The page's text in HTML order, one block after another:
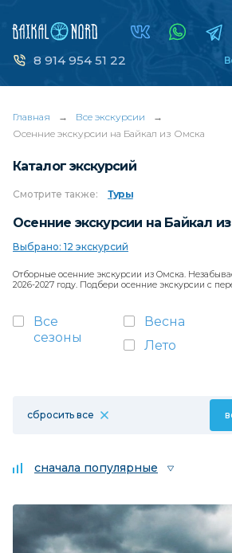
8 914 954 51 22
Главная → Все экскурсии
→
Осенние экскурсии на Байкал из Омска
Каталог экскурсий
Смотрите также: Туры
Осенние экскурсии на Байкал
Выбрано: 12 экскурсий
Отборные осенние экскурсии из Омска.
2026-2027 году. Подбери осенние экскурсии с
Все
сезоны
Весна
Лето
сбросить все
сначала популярные